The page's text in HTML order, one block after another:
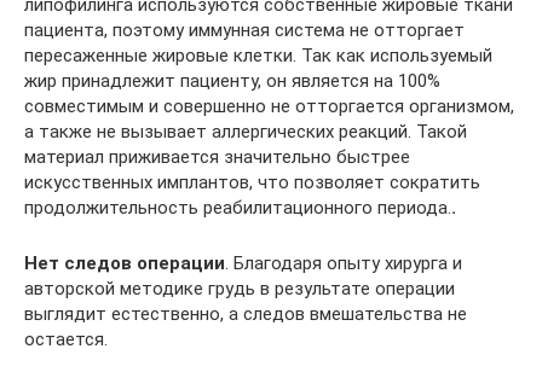
пациента, поэтому иммунная система не отторгает
пересаженные жировые клетки. Так как используемый
жир принадлежит пациенту, он является на 100%
совместимым и совершенно не отторгается организмом,
а также не вызывает аллергических реакций. Такой
материал приживается значительно быстрее
искусственных имплантов, что позволяет сократить
продолжительность реабилитационного периода. .
Нет следов операции . Благодаря опыту хирурга и
авторской методике грудь в результате операции
выглядит естественно, а следов вмешательства не
остается.